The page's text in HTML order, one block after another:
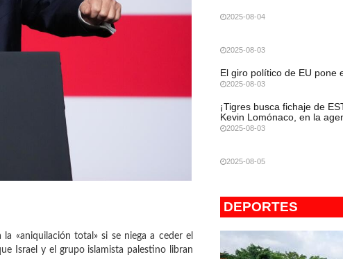
«aniquilación total» si se niega a ceder el
Israel y el grupo islamista palestino libran
2025-08-04
2025-08-03
El giro político de EU pone
2025-08-03
¡Tigres busca fichaje de
Kevin Lomónaco, en la
2025-08-03
2025-08-05
DEPORTES